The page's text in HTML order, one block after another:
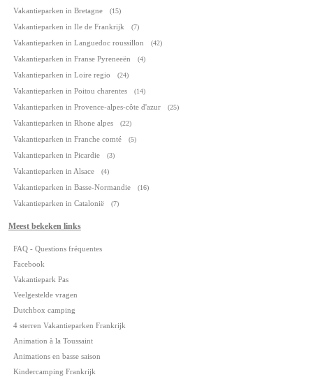
Vakantieparken in Bretagne (15)
Vakantieparken in Ile de Frankrijk (7)
Vakantieparken in Languedoc roussillon (42)
Vakantieparken in Franse Pyreneeën (4)
Vakantieparken in Loire regio (24)
Vakantieparken in Poitou charentes (14)
Vakantieparken in Provence-alpes-côte d'azur (25)
Vakantieparken in Rhone alpes (22)
Vakantieparken in Franche comté (5)
Vakantieparken in Picardie (3)
Vakantieparken in Alsace (4)
Vakantieparken in Basse-Normandie (16)
Vakantieparken in Catalonië (7)
Meest bekeken links
FAQ - Questions fréquentes
Facebook
Vakantiepark Pas
Veelgestelde vragen
Dutchbox camping
4 sterren Vakantieparken Frankrijk
Animation à la Toussaint
Animations en basse saison
Kindercamping Frankrijk